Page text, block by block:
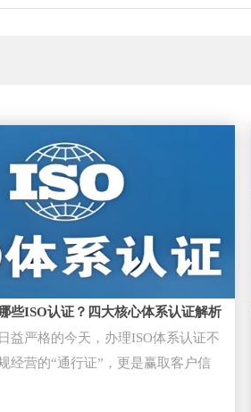
些ISO认证？四大核心体系认证解析
益严格的今天，办理ISO体系认证不
经营的“通行证”，更是赢取客户信